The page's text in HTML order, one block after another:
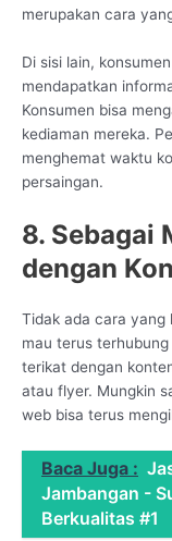
merupakan cara
Di sisi lain,
mendapatkan
Konsumen bisa
kediaman mereka.
menghemat waktu
persaingan.
8. Sebagai
dengan
Tidak ada cara yang
mau terus
terikat dengan
atau flyer. Mungkin
web bisa terus
Baca Juga :
Jambangan -
Berkualitas #1